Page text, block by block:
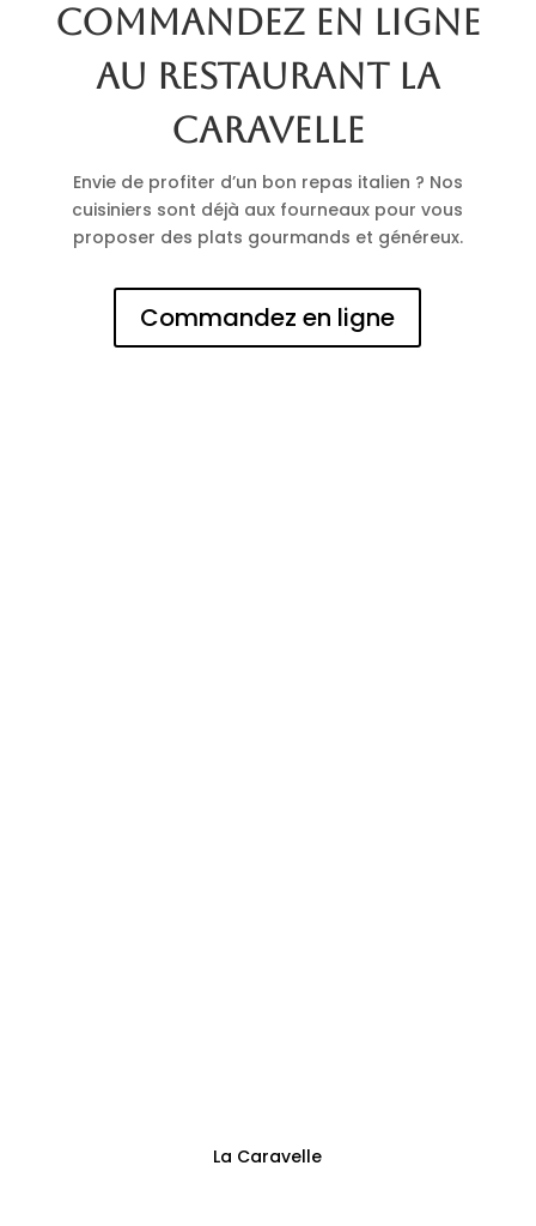
Commandez en ligne
au restaurant La
Caravelle
Envie de profiter d’un bon repas italien ? Nos
cuisiniers sont déjà aux fourneaux pour vous
proposer des plats gourmands et généreux.
Commandez en ligne
La Caravelle